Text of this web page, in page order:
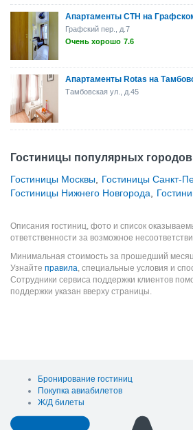
Апартаменты СТН на
Графский пер., д.7
Очень хорошо 7.6
Апартаменты Rotas на
Тамбовская ул., д.45
Гостиницы популярных городов
Гостиницы Москвы Гостиницы Санкт-
Гостиницы Нижнего Новгорода
Описания гостиниц, фото и список
ответственности за возможное
Минимальная стоимость за прошедший
Узнайте правила, специальные условия и
Сотрудники сервиса поддержки клиентов
поддержки указан вверху страницы.
Бронирование гостиниц
Покупка авиабилетов
Ж/Д билеты